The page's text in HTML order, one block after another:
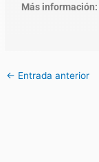
Más información:
← Entrada anterior